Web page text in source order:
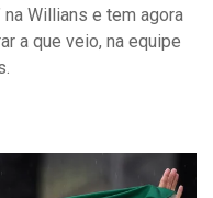
Willians e tem agora
a que veio, na equipe